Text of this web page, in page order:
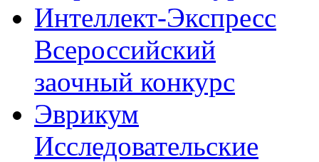
Интеллект-Экспресс
Всероссийский
заочный конкурс
Эврикум
Исследовательские